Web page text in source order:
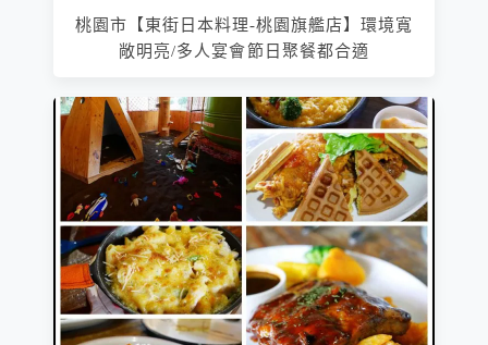
桃園市【東街日本料理-桃園旗艦店】環境寬
敞明亮/多人宴會節日聚餐都合適